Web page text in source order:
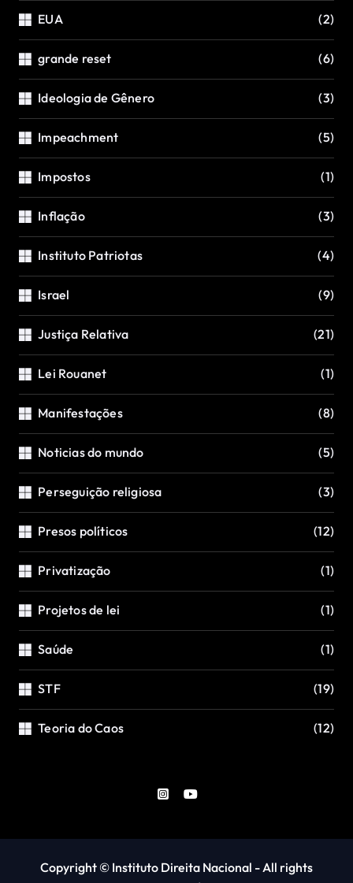
EUA (2)
grande reset (6)
Ideologia de Gênero (3)
Impeachment (5)
Impostos (1)
Inflação (3)
Instituto Patriotas (4)
Israel (9)
Justiça Relativa (21)
Lei Rouanet (1)
Manifestações (8)
Noticias do mundo (5)
Perseguição religiosa (3)
Presos políticos (12)
Privatização (1)
Projetos de lei (1)
Saúde (1)
STF (19)
Teoria do Caos (12)
Copyright © Instituto Direita Nacional - All rights